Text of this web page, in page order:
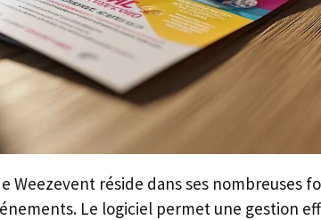
Weezevent réside dans ses nombreuses
Le logiciel permet une gestion